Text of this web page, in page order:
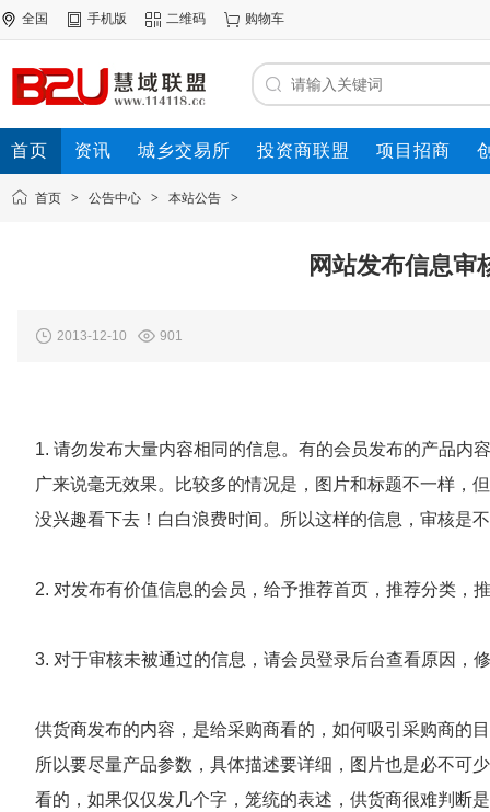
全国 手机版 二维码 购物车
首页 资讯 城乡交易所 投资商联盟 项目招商
资源联盟
首页 > 公告中心 > 本站公告 >
网站发布信息审
2013-12-10 901
1. 请勿发布大量内容相同的信息。有的会员发布的产品内
广来说毫无效果。比较多的情况是，图片和标题不一样，
没兴趣看下去！白白浪费时间。所以这样的信息，审核是
2. 对发布有价值信息的会员，给予推荐首页，推荐分类，
3. 对于审核未被通过的信息，请会员登录后台查看原因，
供货商发布的内容，是给采购商看的，如何吸引采购商的
所以要尽量产品参数，具体描述要详细，图片也是必不可
看的，如果仅仅发几个字，笼统的表述，供货商很难判断